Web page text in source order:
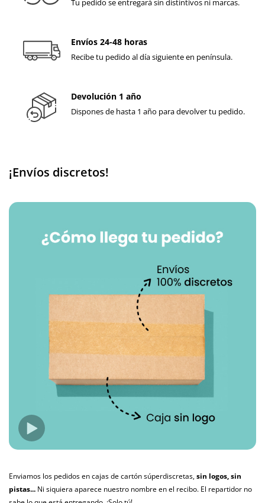
Tu pedido se entregará sin distintivos ni marcas.
Envíos 24-48 horas
Recibe tu pedido al día siguiente en península.
Devolución 1 año
Dispones de hasta 1 año para devolver tu pedido.
¡Envíos discretos!
Enviamos los pedidos en cajas de cartón súperdiscretas,sin logos, sin
pistas... Ni siquiera aparece nuestro nombre en el recibo. El repartidor no